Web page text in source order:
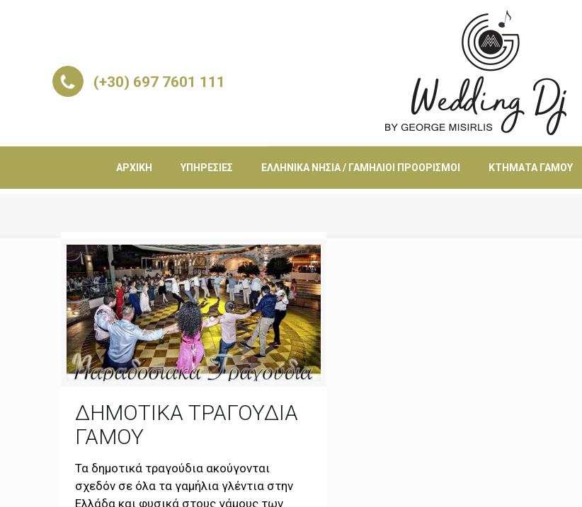
(+30) 697 7601 111
ΑΡΧΙΚΉ ΥΠΗΡΕΣΊΕΣ ΕΛΛΗΝΙΚΆ ΝΗΣΙΆ / ΓΑΜΉΛΙΟΙ ΠΡΟΟΡΙΣΜΟΊ ΚΤΉΜΑΤΑ ΓΆΜΟΥ
ΔΗΜΟΤΙΚΑ ΤΡΑΓΟΥΔΙΑ
ΓΑΜΟΥ
Τα δημοτικά τραγούδια ακούγονται
σχεδόν σε όλα τα γαμήλια γλέντια στην
Ελλάδα και φυσικά στους γάμους των